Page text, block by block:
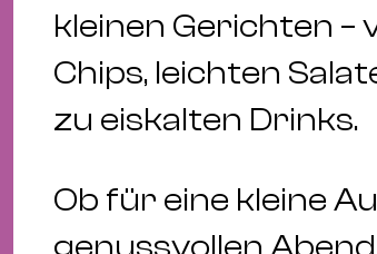
kleinen Gerichten –
Chips, leichten
zu eiskalten Drinks.
Ob für eine kleine